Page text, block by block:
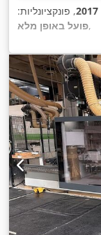
2017, פונקציונליות:
פועל באופן מלא,